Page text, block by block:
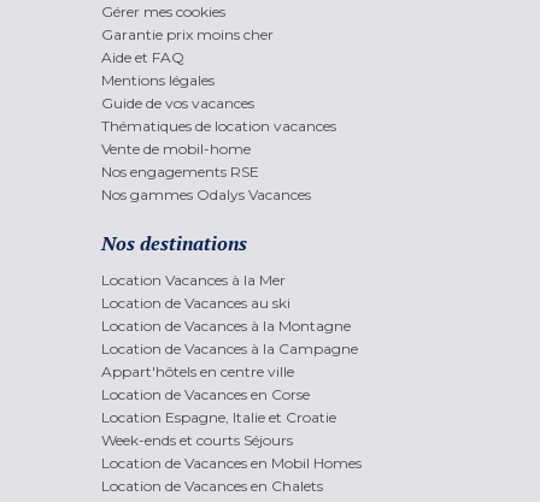
Gérer mes cookies
Garantie prix moins cher
Aide et FAQ
Mentions légales
Guide de vos vacances
Thématiques de location vacances
Vente de mobil-home
Nos engagements RSE
Nos gammes Odalys Vacances
Nos destinations
Location Vacances à la Mer
Location de Vacances au ski
Location de Vacances à la Montagne
Location de Vacances à la Campagne
Appart'hôtels en centre ville
Location de Vacances en Corse
Location Espagne, Italie et Croatie
Week-ends et courts Séjours
Location de Vacances en Mobil Homes
Location de Vacances en Chalets